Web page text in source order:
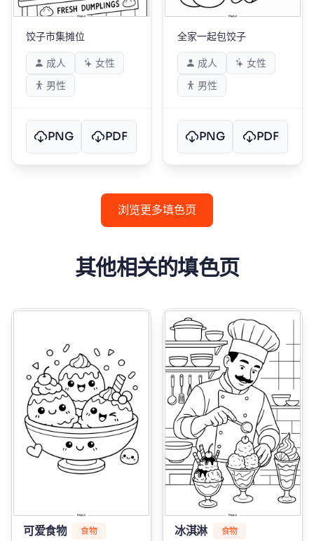
饺子市集摊位
成人
女性
男性
PNG PDF
全家一起包饺子
成人
女性
男性
PNG PDF
浏览更多填色页
其他相关的填色页
可爱食物 食物 冰淇淋 食物